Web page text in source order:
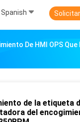
Spanish
De HMI OPS
de la etiqueta
del